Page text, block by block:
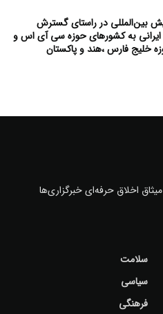
بین‌المللی در راستای گسترش
به کشورهای حوزه سی آی اس و
خلیج فارس ،هند و پاکستان
اخلاق حرفه‌ای خبرگزاری‌ها
سلامت
سیاسی
فرهنگی